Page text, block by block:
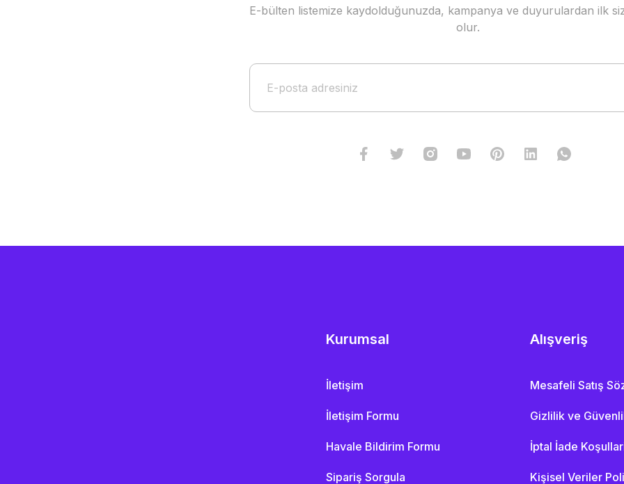
Gönder
E-bülten listemize kaydolduğunuzda, kampanya ve duyurulardan ilk
olur.
Kurumsal
İletişim
İletişim Formu
Havale Bildirim Formu
Sipariş Sorgula
Alışveriş
Mesafeli Satış
Gizlilik ve
İptal İade
Kişisel Veriler